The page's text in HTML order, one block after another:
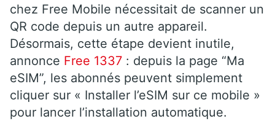
chez Free Mobile nécessitait de scanner un
QR code depuis un autre appareil.
Désormais, cette étape devient inutile,
annonce Free 1337 : depuis la page “Ma
eSIM”, les abonnés peuvent simplement
cliquer sur « Installer l’eSIM sur ce mobile »
pour lancer l’installation automatique.